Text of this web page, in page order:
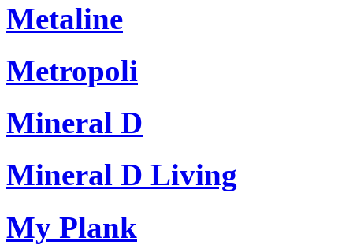
Metaline
Metropoli
Mineral D
Mineral D Living
My Plank